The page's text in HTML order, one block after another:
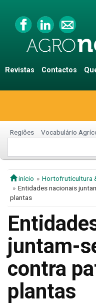
Revistas Contactos
Regiões Vocabulário
início
Hortofruticultura
Entidades nacionais
plantas
juntam-
contra
plantas